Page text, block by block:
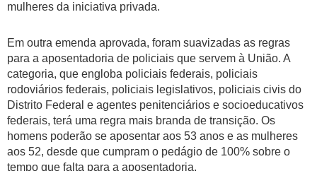
mulheres da iniciativa privada.
Em outra emenda aprovada, foram suavizadas as regras
para a aposentadoria de policiais que servem à União. A
categoria, que engloba policiais federais, policiais
rodoviários federais, policiais legislativos, policiais civis do
Distrito Federal e agentes penitenciários e socioeducativos
federais, terá uma regra mais branda de transição. Os
homens poderão se aposentar aos 53 anos e as mulheres
aos 52, desde que cumpram o pedágio de 100% sobre o
tempo que falta para a aposentadoria.